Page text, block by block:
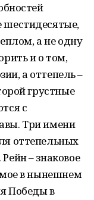
шестидесятые,
а не одну
и о том,
а оттепель –
грустные
с
Три имени
оттепельных
– знаковое
в нынешнем
Победы в